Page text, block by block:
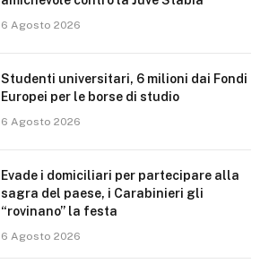
6 Agosto 2026
Studenti universitari, 6 milioni dai Fondi
Europei per le borse di studio
6 Agosto 2026
Evade i domiciliari per partecipare alla
sagra del paese, i Carabinieri gli
“rovinano” la festa
6 Agosto 2026